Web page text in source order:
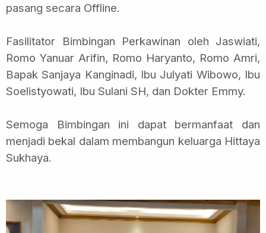
pasang secara Offline.
Fasilitator Bimbingan Perkawinan oleh Jaswiati,
Romo Yanuar Arifin, Romo Haryanto, Romo Amri,
Bapak Sanjaya Kanginadi, Ibu Julyati Wibowo, Ibu
Soelistyowati, Ibu Sulani SH, dan Dokter Emmy.
Semoga Bimbingan ini dapat bermanfaat dan
menjadi bekal dalam membangun keluarga Hittaya
Sukhaya.